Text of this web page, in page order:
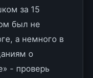
за 15
был не
а немного в
о
- проверь